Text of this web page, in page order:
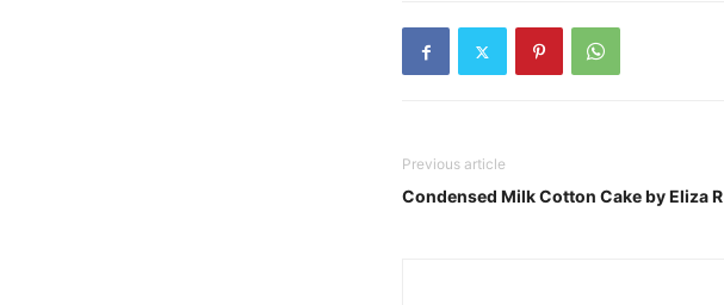
Previous article
Condensed Milk Cotton Cake by Eliza R